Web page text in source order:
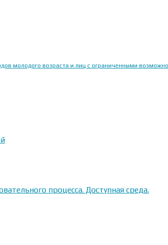
молодого возраста и лиц с ограниченными
процесса. Доступная среда.